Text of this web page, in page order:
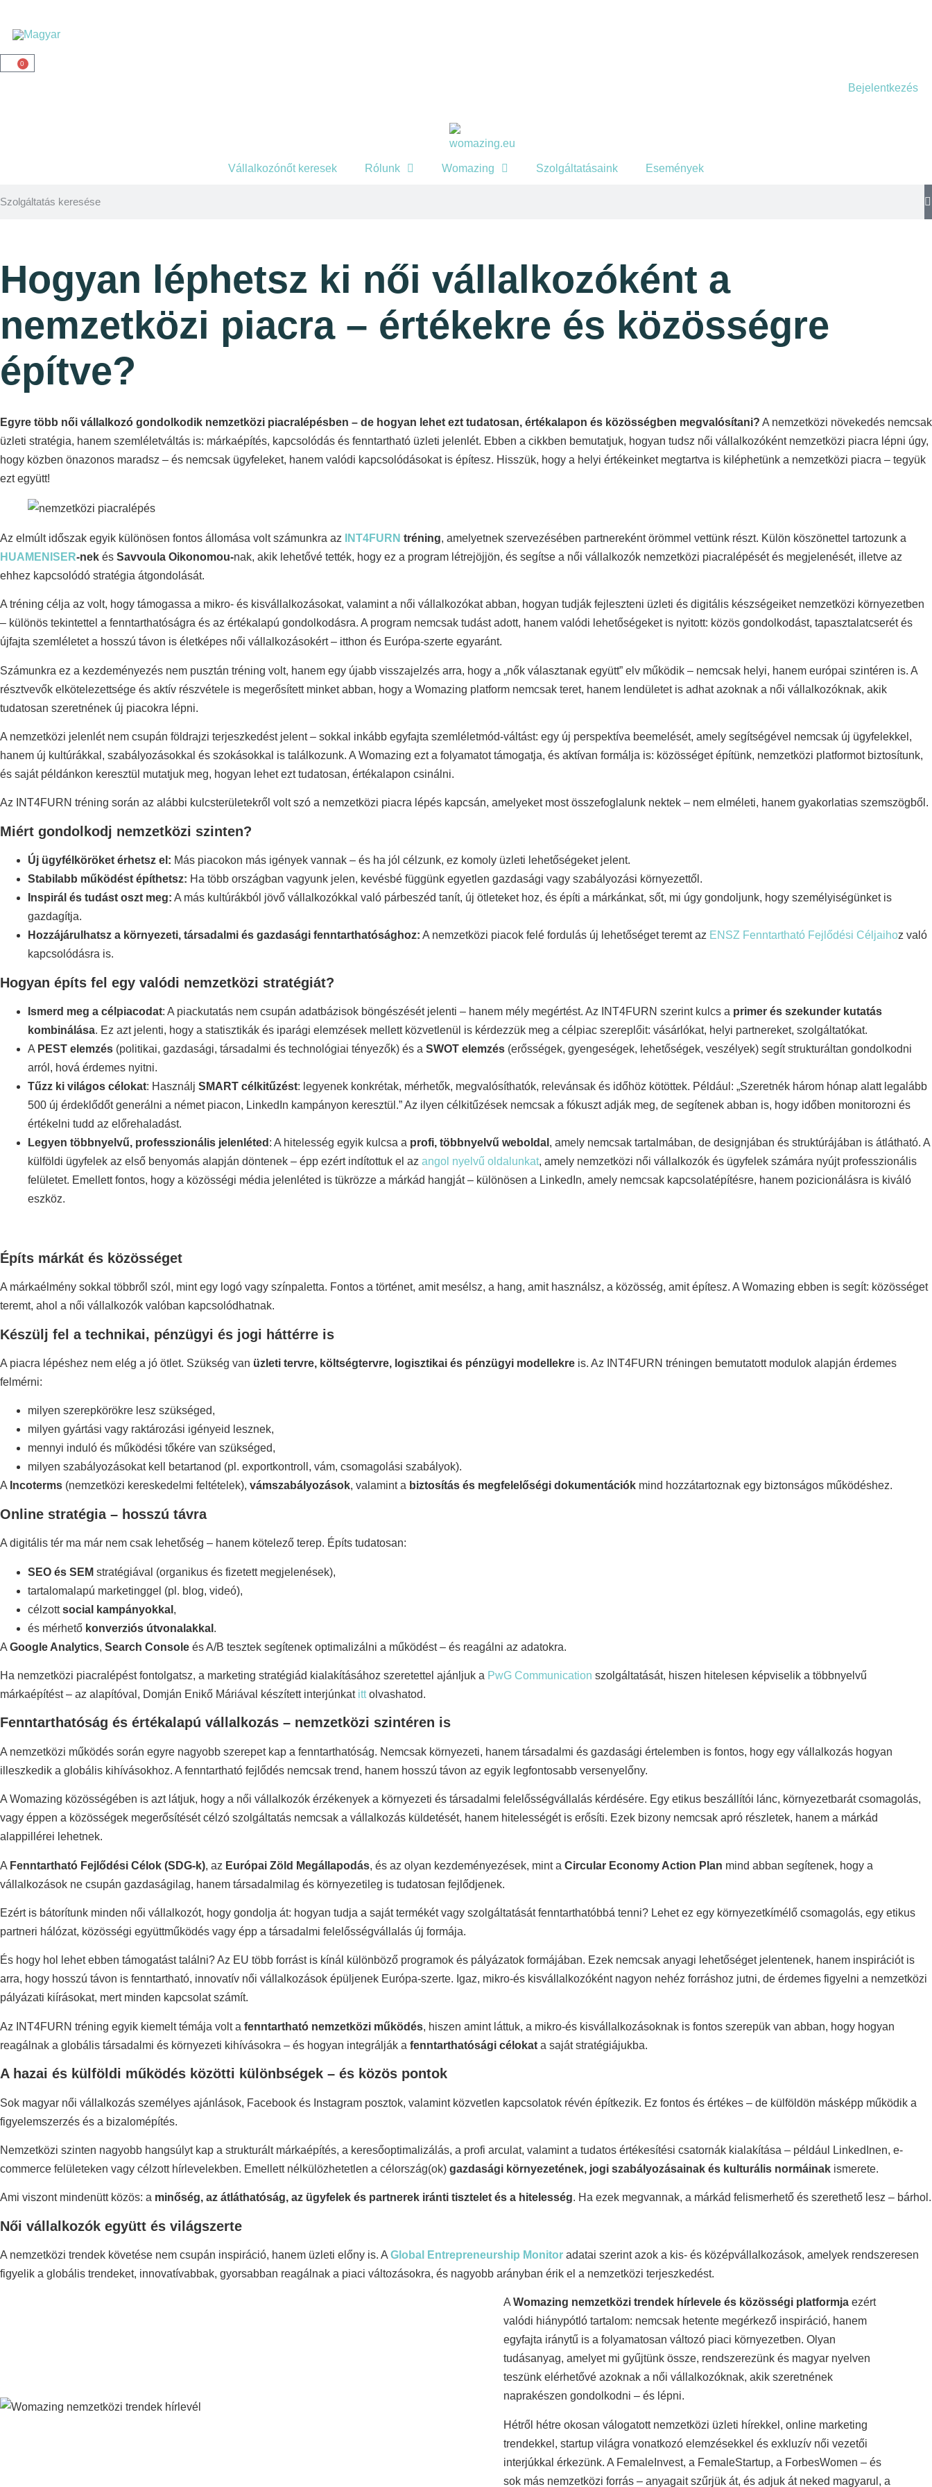
0
Bejelentkezés
Vállalkozónőt keresek Rólunk Womazing Szolgáltatásaink Események
Hogyan léphetsz ki női vállalkozóként a
nemzetközi piacra – értékekre és közösségre
építve?
Egyre több női vállalkozó gondolkodik nemzetközi piacralépésben – de hogyan lehet ezt tudatosan, értékalapon és közösségben megvalósítani? A nemzetközi növekedés nemcsak
üzleti stratégia, hanem szemléletváltás is: márkaépítés, kapcsolódás és fenntartható üzleti jelenlét. Ebben a cikkben bemutatjuk, hogyan tudsz női vállalkozóként nemzetközi piacra lépni úgy,
hogy közben önazonos maradsz – és nemcsak ügyfeleket, hanem valódi kapcsolódásokat is építesz. Hisszük, hogy a helyi értékeinket megtartva is kiléphetünk a nemzetközi piacra – tegyük
ezt együtt!
Az elmúlt időszak egyik különösen fontos állomása volt számunkra az INT4FURN tréning, amelyetnek szervezésében partnereként örömmel vettünk részt. Külön köszönettel tartozunk a
HUAMENISER-nek és Savvoula Oikonomou-nak, akik lehetővé tették, hogy ez a program létrejöjjön, és segítse a női vállalkozók nemzetközi piacralépését és megjelenését, illetve az
ehhez kapcsolódó stratégia átgondolását.
A tréning célja az volt, hogy támogassa a mikro- és kisvállalkozásokat, valamint a női vállalkozókat abban, hogyan tudják fejleszteni üzleti és digitális készségeiket nemzetközi környezetben
– különös tekintettel a fenntarthatóságra és az értékalapú gondolkodásra. A program nemcsak tudást adott, hanem valódi lehetőségeket is nyitott: közös gondolkodást, tapasztalatcserét és
újfajta szemléletet a hosszú távon is életképes női vállalkozásokért – itthon és Európa-szerte egyaránt.
Számunkra ez a kezdeményezés nem pusztán tréning volt, hanem egy újabb visszajelzés arra, hogy a „nők választanak együtt” elv működik – nemcsak helyi, hanem európai szintéren is. A
résztvevők elkötelezettsége és aktív részvétele is megerősített minket abban, hogy a Womazing platform nemcsak teret, hanem lendületet is adhat azoknak a női vállalkozóknak, akik
tudatosan szeretnének új piacokra lépni.
A nemzetközi jelenlét nem csupán földrajzi terjeszkedést jelent – sokkal inkább egyfajta szemléletmód-váltást: egy új perspektíva beemelését, amely segítségével nemcsak új ügyfelekkel,
hanem új kultúrákkal, szabályozásokkal és szokásokkal is találkozunk. A Womazing ezt a folyamatot támogatja, és aktívan formálja is: közösséget építünk, nemzetközi platformot biztosítunk,
és saját példánkon keresztül mutatjuk meg, hogyan lehet ezt tudatosan, értékalapon csinálni.
Az INT4FURN tréning során az alábbi kulcsterületekről volt szó a nemzetközi piacra lépés kapcsán, amelyeket most összefoglalunk nektek – nem elméleti, hanem gyakorlatias szemszögből.
Miért gondolkodj nemzetközi szinten?
Új ügyfélköröket érhetsz el: Más piacokon más igények vannak – és ha jól célzunk, ez komoly üzleti lehetőségeket jelent.
Stabilabb működést építhetsz: Ha több országban vagyunk jelen, kevésbé függünk egyetlen gazdasági vagy szabályozási környezettől.
Inspirál és tudást oszt meg: A más kultúrákból jövő vállalkozókkal való párbeszéd tanít, új ötleteket hoz, és építi a márkánkat, sőt, mi úgy gondoljunk, hogy személyiségünket is
gazdagítja.
Hozzájárulhatsz a környezeti, társadalmi és gazdasági fenntarthatósághoz: A nemzetközi piacok felé fordulás új lehetőséget teremt az ENSZ Fenntartható Fejlődési Céljaihoz való
kapcsolódásra is.
Hogyan építs fel egy valódi nemzetközi stratégiát?
Ismerd meg a célpiacodat: A piackutatás nem csupán adatbázisok böngészését jelenti – hanem mély megértést. Az INT4FURN szerint kulcs a primer és szekunder kutatás
kombinálása. Ez azt jelenti, hogy a statisztikák és iparági elemzések mellett közvetlenül is kérdezzük meg a célpiac szereplőit: vásárlókat, helyi partnereket, szolgáltatókat.
A PEST elemzés (politikai, gazdasági, társadalmi és technológiai tényezők) és a SWOT elemzés (erősségek, gyengeségek, lehetőségek, veszélyek) segít strukturáltan gondolkodni
arról, hová érdemes nyitni.
Tűzz ki világos célokat: Használj SMART célkitűzést: legyenek konkrétak, mérhetők, megvalósíthatók, relevánsak és időhöz kötöttek. Például: „Szeretnék három hónap alatt legalább
500 új érdeklődőt generálni a német piacon, LinkedIn kampányon keresztül.” Az ilyen célkitűzések nemcsak a fókuszt adják meg, de segítenek abban is, hogy időben monitorozni és
értékelni tudd az előrehaladást.
Legyen többnyelvű, professzionális jelenléted : A hitelesség egyik kulcsa a profi, többnyelvű weboldal , amely nemcsak tartalmában, de designjában és struktúrájában is átlátható. A
külföldi ügyfelek az első benyomás alapján döntenek – épp ezért indítottuk el az angol nyelvű oldalunkat, amely nemzetközi női vállalkozók és ügyfelek számára nyújt professzionális
felületet. Emellett fontos, hogy a közösségi média jelenléted is tükrözze a márkád hangját – különösen a LinkedIn, amely nemcsak kapcsolatépítésre, hanem pozicionálásra is kiváló
eszköz.
Építs márkát és közösséget
A márkaélmény sokkal többről szól, mint egy logó vagy színpaletta. Fontos a történet, amit mesélsz, a hang, amit használsz, a közösség, amit építesz. A Womazing ebben is segít: közösséget
teremt, ahol a női vállalkozók valóban kapcsolódhatnak.
Készülj fel a technikai, pénzügyi és jogi háttérre is
A piacra lépéshez nem elég a jó ötlet. Szükség van üzleti tervre, költségtervre, logisztikai és pénzügyi modellekre is. Az INT4FURN tréningen bemutatott modulok alapján érdemes
felmérni:
milyen szerepkörökre lesz szükséged,
milyen gyártási vagy raktározási igényeid lesznek,
mennyi induló és működési tőkére van szükséged,
milyen szabályozásokat kell betartanod (pl. exportkontroll, vám, csomagolási szabályok).
A Incoterms (nemzetközi kereskedelmi feltételek), vámszabályozások, valamint a biztosítás és megfelelőségi dokumentációk mind hozzátartoznak egy biztonságos működéshez.
Online stratégia – hosszú távra
A digitális tér ma már nem csak lehetőség – hanem kötelező terep. Építs tudatosan:
SEO és SEM stratégiával (organikus és fizetett megjelenések),
tartalomalapú marketinggel (pl. blog, videó),
célzottsocial kampányokkal ,
és mérhető konverziós útvonalakkal .
A Google Analytics, Search Console és A/B tesztek segítenek optimalizálni a működést – és reagálni az adatokra.
Ha nemzetközi piacralépést fontolgatsz, a marketing stratégiád kialakításához szeretettel ajánljuk a PwG Communication szolgáltatását, hiszen hitelesen képviselik a többnyelvű
márkaépítést – az alapítóval, Domján Enikő Máriával készített interjúnkat ittolvashatod.
Fenntarthatóság és értékalapú vállalkozás – nemzetközi szintéren is
A nemzetközi működés során egyre nagyobb szerepet kap a fenntarthatóság. Nemcsak környezeti, hanem társadalmi és gazdasági értelemben is fontos, hogy egy vállalkozás hogyan
illeszkedik a globális kihívásokhoz. A fenntartható fejlődés nemcsak trend, hanem hosszú távon az egyik legfontosabb versenyelőny.
A Womazing közösségében is azt látjuk, hogy a női vállalkozók érzékenyek a környezeti és társadalmi felelősségvállalás kérdésére. Egy etikus beszállítói lánc, környezetbarát csomagolás,
vagy éppen a közösségek megerősítését célzó szolgáltatás nemcsak a vállalkozás küldetését, hanem hitelességét is erősíti. Ezek bizony nemcsak apró részletek, hanem a márkád
alappillérei lehetnek.
A Fenntartható Fejlődési Célok (SDG-k), az Európai Zöld Megállapodás, és az olyan kezdeményezések, mint a Circular Economy Action Plan mind abban segítenek, hogy a
vállalkozások ne csupán gazdaságilag, hanem társadalmilag és környezetileg is tudatosan fejlődjenek.
Ezért is bátorítunk minden női vállalkozót, hogy gondolja át: hogyan tudja a saját termékét vagy szolgáltatását fenntarthatóbbá tenni? Lehet ez egy környezetkímélő csomagolás, egy etikus
partneri hálózat, közösségi együttműködés vagy épp a társadalmi felelősségvállalás új formája.
És hogy hol lehet ebben támogatást találni? Az EU több forrást is kínál különböző programok és pályázatok formájában. Ezek nemcsak anyagi lehetőséget jelentenek, hanem inspirációt is
arra, hogy hosszú távon is fenntartható, innovatív női vállalkozások épüljenek Európa-szerte. Igaz, mikro-és kisvállalkozóként nagyon nehéz forráshoz jutni, de érdemes figyelni a nemzetközi
pályázati kiírásokat, mert minden kapcsolat számít.
Az INT4FURN tréning egyik kiemelt témája volt a fenntartható nemzetközi működés, hiszen amint láttuk, a mikro-és kisvállalkozásoknak is fontos szerepük van abban, hogy hogyan
reagálnak a globális társadalmi és környezeti kihívásokra – és hogyan integrálják a fenntarthatósági célokat a saját stratégiájukba.
A hazai és külföldi működés közötti különbségek – és közös pontok
Sok magyar női vállalkozás személyes ajánlások, Facebook és Instagram posztok, valamint közvetlen kapcsolatok révén építkezik. Ez fontos és értékes – de külföldön másképp működik a
figyelemszerzés és a bizalomépítés.
Nemzetközi szinten nagyobb hangsúlyt kap a strukturált márkaépítés, a keresőoptimalizálás, a profi arculat, valamint a tudatos értékesítési csatornák kialakítása – például LinkedInen, e-
commerce felületeken vagy célzott hírlevelekben. Emellett nélkülözhetetlen a célország(ok) gazdasági környezetének, jogi szabályozásainak és kulturális normáinak ismerete.
Ami viszont mindenütt közös: a minőség, az átláthatóság, az ügyfelek és partnerek iránti tisztelet és a hitelesség. Ha ezek megvannak, a márkád felismerhető és szerethető lesz – bárhol.
Női vállalkozók együtt és világszerte
A nemzetközi trendek követése nem csupán inspiráció, hanem üzleti előny is. A Global Entrepreneurship Monitor adatai szerint azok a kis- és középvállalkozások, amelyek rendszeresen
figyelik a globális trendeket, innovatívabbak, gyorsabban reagálnak a piaci változásokra, és nagyobb arányban érik el a nemzetközi terjeszkedést.
AWomazing nemzetközi trendek hírlevele és közösségi platformjaezért
valódi hiánypótló tartalom: nemcsak hetente megérkező inspiráció, hanem
egyfajta iránytű is a folyamatosan változó piaci környezetben. Olyan
tudásanyag, amelyet mi gyűjtünk össze, rendszerezünk és magyar nyelven
teszünk elérhetővé azoknak a női vállalkozóknak, akik szeretnének
naprakészen gondolkodni – és lépni.
Hétről hétre okosan válogatott nemzetközi üzleti hírekkel, online marketing
trendekkel, startup világra vonatkozó elemzésekkel és exkluzív női vezetői
interjúkkal érkezünk. A FemaleInvest, a FemaleStartup, a ForbesWomen – és
sok más nemzetközi forrás – anyagait szűrjük át, és adjuk át neked magyarul, a